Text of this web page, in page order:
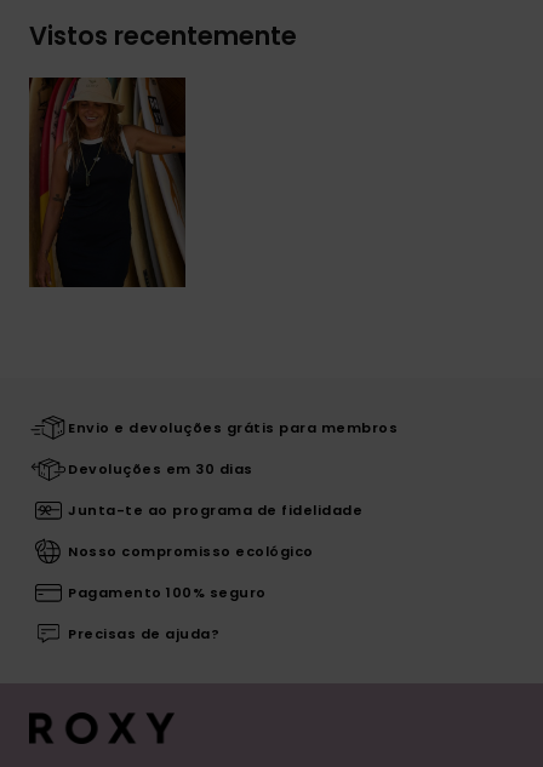
Vistos recentemente
Envio e devoluções grátis para membros
Devoluções em 30 dias
Junta-te ao programa de fidelidade
Nosso compromisso ecológico
Pagamento 100% seguro
Precisas de ajuda?